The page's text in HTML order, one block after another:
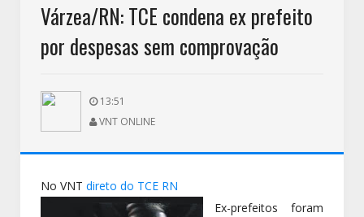
Várzea/RN: TCE condena ex prefeito
por despesas sem comprovação
13:51
VNT ONLINE
No VNT direto do TCE RN
Ex-prefeitos foram